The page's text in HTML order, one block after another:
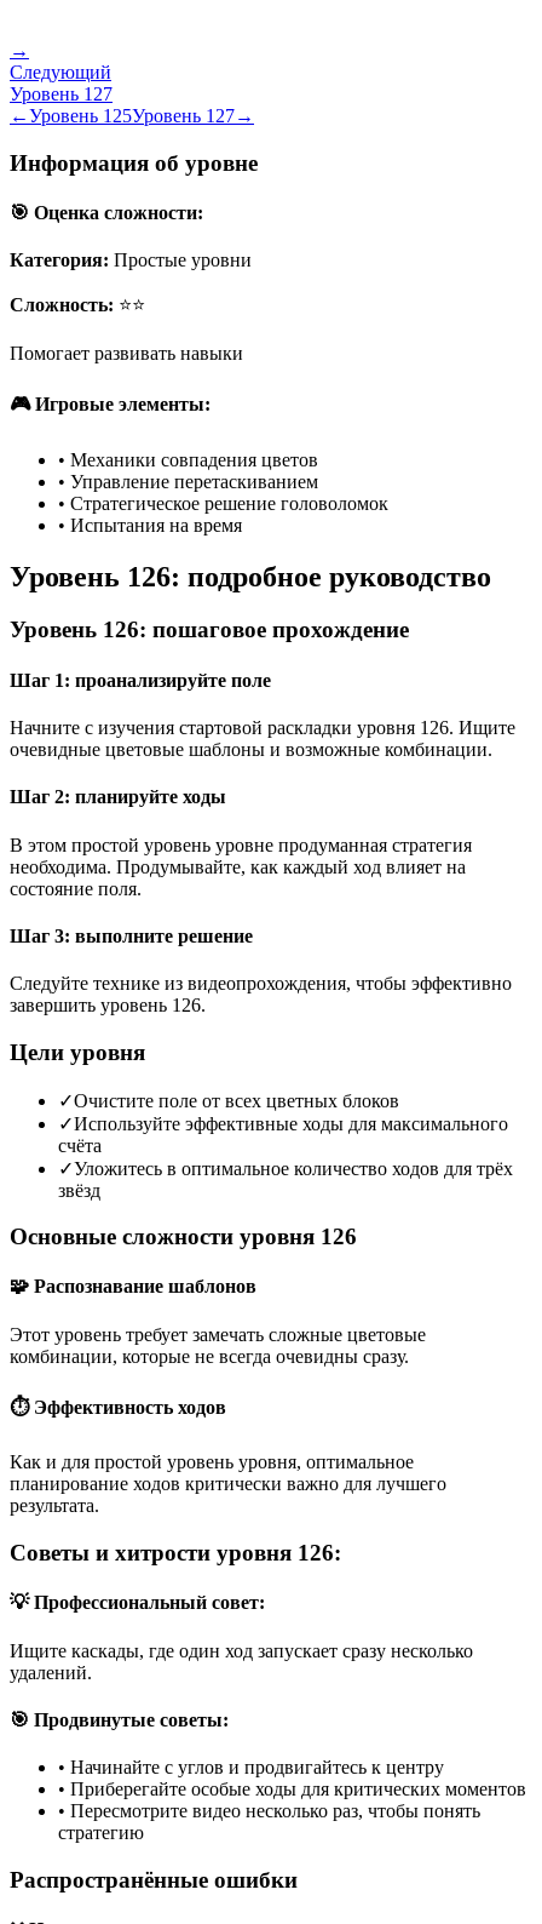
→
Следующий
Уровень 127
←Уровень 125Уровень 127→
Информация об уровне
🎯 Оценка сложности:
Категория: Простые уровни
Сложность: ⭐⭐
Помогает развивать навыки
🎮 Игровые элементы:
• Механики совпадения цветов
• Управление перетаскиванием
• Стратегическое решение головоломок
• Испытания на время
Уровень 126: подробное руководство
Уровень 126: пошаговое прохождение
Шаг 1: проанализируйте поле
Начните с изучения стартовой раскладки уровня 126. Ищите
очевидные цветовые шаблоны и возможные комбинации.
Шаг 2: планируйте ходы
В этом простой уровень уровне продуманная стратегия
необходима. Продумывайте, как каждый ход влияет на
состояние поля.
Шаг 3: выполните решение
Следуйте технике из видеопрохождения, чтобы эффективно
завершить уровень 126.
Цели уровня
✓Очистите поле от всех цветных блоков
✓Используйте эффективные ходы для максимального
счёта
✓Уложитесь в оптимальное количество ходов для трёх
звёзд
Основные сложности уровня 126
🧩 Распознавание шаблонов
Этот уровень требует замечать сложные цветовые
комбинации, которые не всегда очевидны сразу.
⏱️ Эффективность ходов
Как и для простой уровень уровня, оптимальное
планирование ходов критически важно для лучшего
результата.
Советы и хитрости уровня 126:
💡 Профессиональный совет:
Ищите каскады, где один ход запускает сразу несколько
удалений.
🎯 Продвинутые советы:
• Начинайте с углов и продвигайтесь к центру
• Приберегайте особые ходы для критических моментов
• Пересмотрите видео несколько раз, чтобы понять
стратегию
Распространённые ошибки